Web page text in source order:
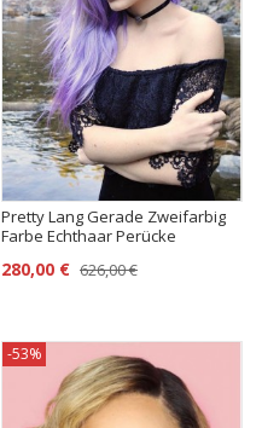
Pretty Lang Gerade Zweifarbig
Farbe Echthaar Perücke
626,00 €
280,00 €
-53%